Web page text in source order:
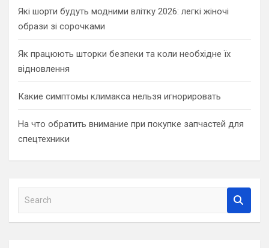
Які шорти будуть модними влітку 2026: легкі жіночі
образи зі сорочками
Як працюють шторки безпеки та коли необхідне їх
відновлення
Какие симптомы климакса нельзя игнорировать
На что обратить внимание при покупке запчастей для
спецтехники
a